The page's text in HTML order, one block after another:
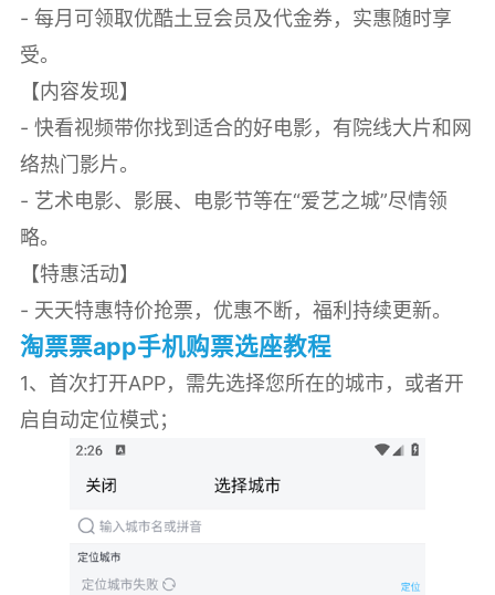
- 每月可领取优酷土豆会员及代金券，实惠随时享
受。
【内容发现】
- 快看视频带你找到适合的好电影，有院线大片和网
络热门影片。
- 艺术电影、影展、电影节等在“爱艺之城”尽情领
略。
【特惠活动】
- 天天特惠特价抢票，优惠不断，福利持续更新。
淘票票app手机购票选座教程
1、首次打开APP，需先选择您所在的城市，或者开
启自动定位模式；